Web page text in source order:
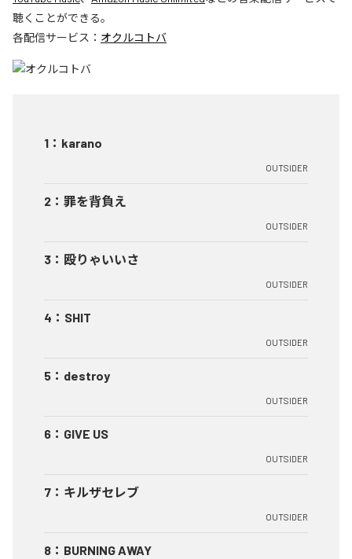
聴くことができる。
各配信サービス： オクルコトバ
1 ： karano
OUTSIDER
2 ： 罪を背負え
OUTSIDER
3 ： 殴りゃいいさ
OUTSIDER
4 ： SHIT
OUTSIDER
5 ： destroy
OUTSIDER
6 ： GIVE US
OUTSIDER
7 ： キルザセレブ
OUTSIDER
8 ： BURNING AWAY